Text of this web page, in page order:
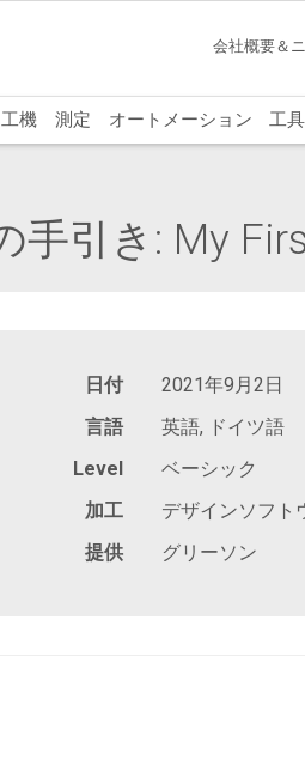
会社概要＆
機 測定 オートメーション 工具
手引き: My
日付
2021年9月2日
言語
英語, ドイツ語
Level
ベーシック
加工
デザインソフト
提供
グリーソン